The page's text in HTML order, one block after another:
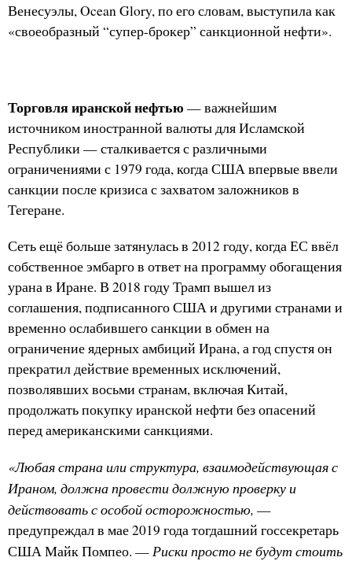
Венесуэлы, Ocean Glory, по его словам, выступила как
«своеобразный “супер-брокер” санкционной нефти».
Торговля иранской нефтью — важнейшим
источником иностранной валюты для Исламской
Республики — сталкивается с различными
ограничениями с 1979 года, когда США впервые ввели
санкции после кризиса с захватом заложников в
Тегеране.
Сеть ещё больше затянулась в 2012 году, когда ЕС ввёл
собственное эмбарго в ответ на программу обогащения
урана в Иране. В 2018 году Трамп вышел из
соглашения, подписанного США и другими странами и
временно ослабившего санкции в обмен на
ограничение ядерных амбиций Ирана, а год спустя он
прекратил действие временных исключений,
позволявших восьми странам, включая Китай,
продолжать покупку иранской нефти без опасений
перед американскими санкциями.
«Любая страна или структура, взаимодействующая с
Ираном, должна провести должную проверку и
действовать с особой осторожностью, —
предупреждал в мае 2019 года тогдашний госсекретарь
США Майк Помпео. — Риски просто не будут стоить